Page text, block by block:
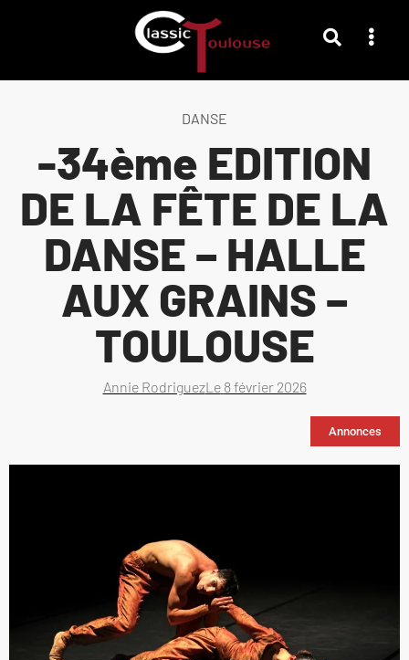
DANSE
-34ème EDITION
DE LA FÊTE DE LA
DANSE – HALLE
AUX GRAINS –
TOULOUSE
Annie RodriguezLe 8 février 2026
Annonces